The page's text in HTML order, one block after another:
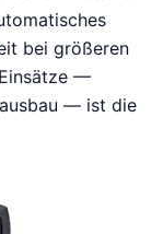
bei größeren
—
— ist die